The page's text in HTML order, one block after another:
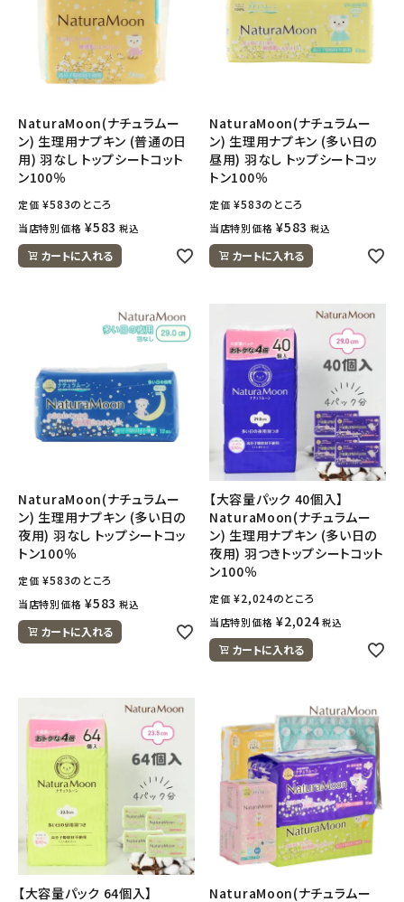
ご利用ガイド等
アカウント情報
ようこそ ゲスト 様
meeting_room ログイン person 会員登録
NaturaMoon(ナチュラムー
ン) 生理用ナプキン (普通の日
用) 羽なし トップシートコット
ン100％
定価 ¥583のところ
当店特別価格 ¥583 税込
カートに入れる
NaturaMoon(ナチュラムー
ン) 生理用ナプキン (多い日の
昼用) 羽なし トップシートコッ
トン100％
定価 ¥583のところ
当店特別価格 ¥583 税込
カートに入れる
NaturaMoon(ナチュラムー
ン) 生理用ナプキン (多い日の
夜用) 羽なし トップシートコッ
トン100％
定価 ¥583のところ
当店特別価格 ¥583 税込
カートに入れる
【大容量パック 40個入】
NaturaMoon(ナチュラムー
ン) 生理用ナプキン (多い日の
夜用) 羽つきトップシートコット
ン100％
定価 ¥2,024のところ
当店特別価格 ¥2,024 税込
カートに入れる
【大容量パック 64個入】 NaturaMoon(ナチュラムー